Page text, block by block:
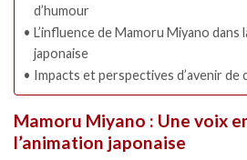
d’humour
L’influence de Mamoru Miyano
japonaise
Impacts et perspectives d’avenir de
Mamoru Miyano : Une voix
l’animation japonaise